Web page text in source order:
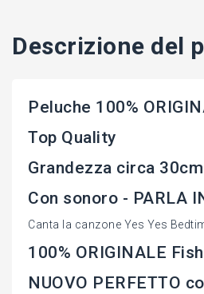
Descrizione del
Peluche 100%
Top Quality
Grandezza circa 30cm
Con sonoro - PARLA
Canta la canzone Yes Yes
100% ORIGINALE
NUOVO PERFETTO